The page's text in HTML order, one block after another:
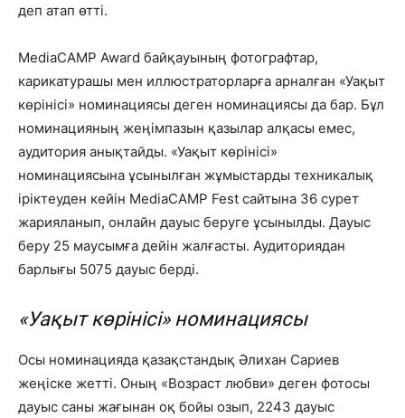
деп атап өтті.
MediaCAMP Award байқауының фотографтар,
карикатурашы мен иллюстраторларға арналған «Уақыт
көрінісі» номинациясы деген номинациясы да бар. Бұл
номинацияның жеңімпазын қазылар алқасы емес,
аудитория анықтайды. «Уақыт көрінісі»
номинациясына ұсынылған жұмыстарды техникалық
іріктеуден кейін MediaCAMP Fest сайтына 36 сурет
жарияланып, онлайн дауыс беруге ұсынылды. Дауыс
беру 25 маусымға дейін жалғасты. Аудиториядан
барлығы 5075 дауыс берді.
«Уақыт көрінісі» номинациясы
Осы номинацияда қазақстандық Әлихан Сариев
жеңіске жетті. Оның «Возраст любви» деген фотосы
дауыс саны жағынан оқ бойы озып, 2243 дауыс